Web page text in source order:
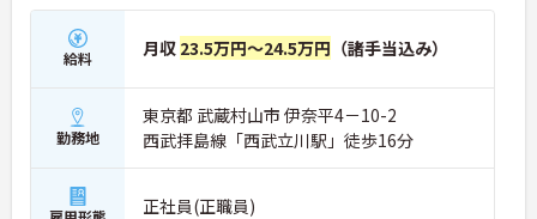
4階の屋上は運動会や外気浴としても活用されてお
り、広々とした空間で富士山も望めます！
給料 月収 23.5万円～24.5万円 （諸手当込み）
勤務地
東京都 武蔵村山市 伊奈平4－10-2
西武拝島線「西武立川駅」徒歩16分
正社員(正職員)